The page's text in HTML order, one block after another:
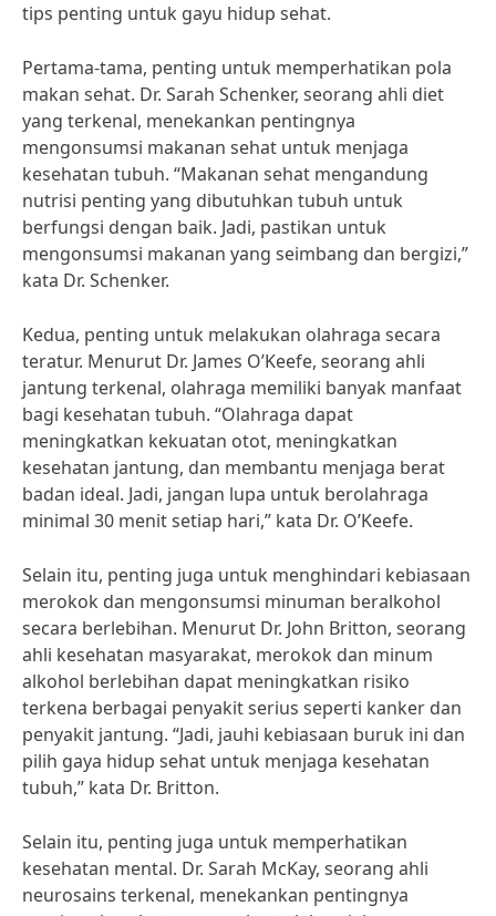
tips penting untuk gayu hidup sehat.
Pertama-tama, penting untuk memperhatikan pola
makan sehat. Dr. Sarah Schenker, seorang ahli diet
yang terkenal, menekankan pentingnya
mengonsumsi makanan sehat untuk menjaga
kesehatan tubuh. “Makanan sehat mengandung
nutrisi penting yang dibutuhkan tubuh untuk
berfungsi dengan baik. Jadi, pastikan untuk
mengonsumsi makanan yang seimbang dan bergizi,”
kata Dr. Schenker.
Kedua, penting untuk melakukan olahraga secara
teratur. Menurut Dr. James O’Keefe, seorang ahli
jantung terkenal, olahraga memiliki banyak manfaat
bagi kesehatan tubuh. “Olahraga dapat
meningkatkan kekuatan otot, meningkatkan
kesehatan jantung, dan membantu menjaga berat
badan ideal. Jadi, jangan lupa untuk berolahraga
minimal 30 menit setiap hari,” kata Dr. O’Keefe.
Selain itu, penting juga untuk menghindari kebiasaan
merokok dan mengonsumsi minuman beralkohol
secara berlebihan. Menurut Dr. John Britton, seorang
ahli kesehatan masyarakat, merokok dan minum
alkohol berlebihan dapat meningkatkan risiko
terkena berbagai penyakit serius seperti kanker dan
penyakit jantung. “Jadi, jauhi kebiasaan buruk ini dan
pilih gaya hidup sehat untuk menjaga kesehatan
tubuh,” kata Dr. Britton.
Selain itu, penting juga untuk memperhatikan
kesehatan mental. Dr. Sarah McKay, seorang ahli
neurosains terkenal, menekankan pentingnya